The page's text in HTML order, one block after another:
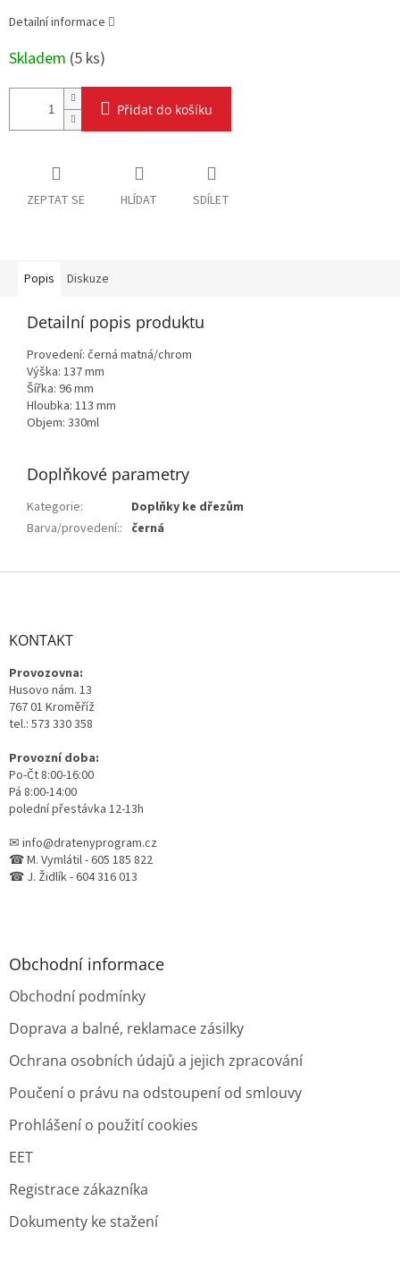
Detailní informace
Skladem (5 ks)
Přidat do košíku
ZEPTAT SE HLÍDAT SDÍLET
Popis Diskuze
Detailní popis produktu
Provedení: černá matná/chrom
Výška: 137 mm
Šířka: 96 mm
Hloubka: 113 mm
Objem: 330ml
Doplňkové parametry
Kategorie:
Doplňky ke dřezům
Barva/provedení:: černá
Z
KONTAKT
Provozovna:
Husovo nám. 13
767 01 Kroměříž
tel.: 573 330 358
Provozní doba:
Po-Čt 8:00-16:00
Pá 8:00-14:00
polední přestávka 12-13h
✉ info@dratenyprogram.cz
☎ M. Vymlátil - 605 185 822
☎ J. Židlík - 604 316 013
Obchodní informace
Obchodní podmínky
Doprava a balné, reklamace zásilky
Ochrana osobních údajů a jejich zpracování
Poučení o právu na odstoupení od smlouvy
Prohlášení o použití cookies
EET
Registrace zákazníka
Dokumenty ke stažení